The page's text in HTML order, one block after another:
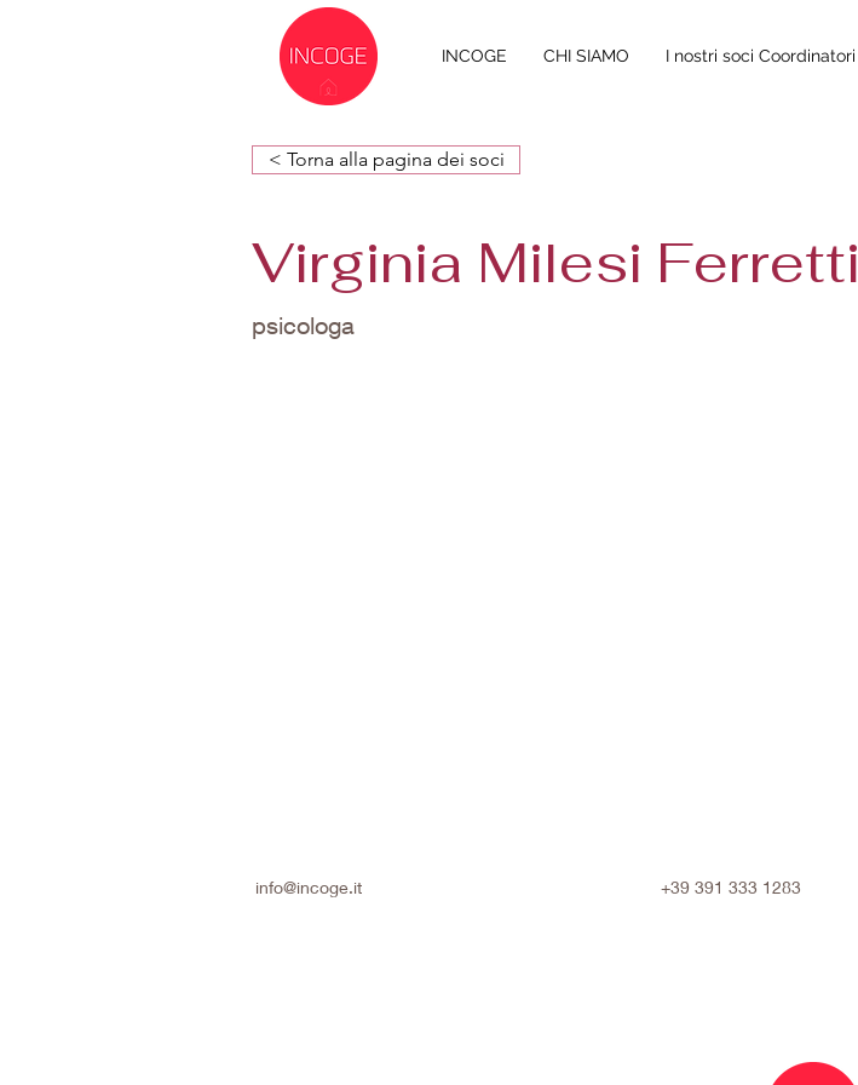
INCOGE CHI SIAMO I nostri soci Coordinatori
< Torna alla pagina dei soci
Virginia Milesi Ferretti
psicologa
info@incoge.it +39 391 333 1283